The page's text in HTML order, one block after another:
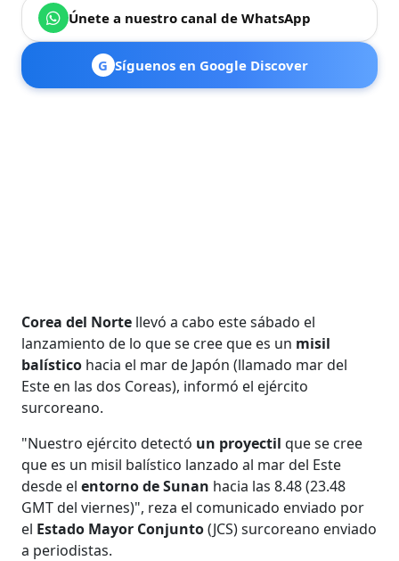
Únete a nuestro canal de WhatsApp
G Síguenos en Google Discover
Corea del Norte llevó a cabo este sábado el
lanzamiento de lo que se cree que es un misil
balístico hacia el mar de Japón (llamado mar del
Este en las dos Coreas), informó el ejército
surcoreano.
"Nuestro ejército detectó un proyectilque se cree
que es un misil balístico lanzado al mar del Este
desde elentorno de Sunan hacia las 8.48 (23.48
GMT del viernes)", reza el comunicado enviado por
el Estado Mayor Conjunto(JCS) surcoreano enviado
a periodistas.